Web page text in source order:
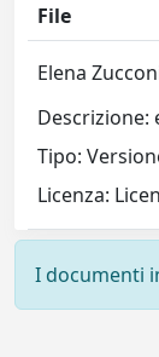
File
Elena
Descrizione:
Tipo:
Licenza:
I documenti